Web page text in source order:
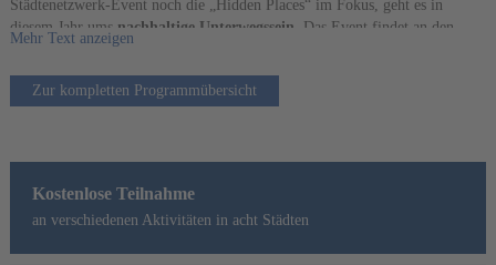
Städtenetzwerk-Event noch die „Hidden Places“ im Fokus, geht es in
diesem Jahr ums nachhaltige Unterwegssein . Das Event findet an den
Wochenenden der European Mobility Week statt, an denen Teile der Städte
hin zum Kinder-Parcours und der Jugend-Radlnacht wird einiges
BesucherInnen auf dem „Südtirol-Radweg“ oder mit den öffentlichen
gemeinsam macht das Radeln doppelt Spaß!
Mehr Text anzeigen
Zur kompletten Programmübersicht
Kostenlose Teilnahme
an verschiedenen Aktivitäten in acht Städten